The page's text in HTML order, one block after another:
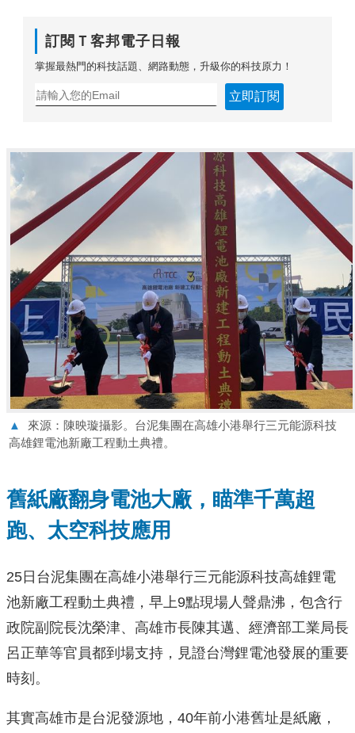
訂閱Ｔ客邦電子日報
掌握最熱門的科技話題、網路動態，升級你的科技原力！
立即訂閱
▲
來源：陳映璇攝影。台泥集團在高雄小港舉行三元能源科技
高雄鋰電池新廠工程動土典禮。
舊紙廠翻身電池大廠，瞄準千萬超
跑、太空科技應用
25日台泥集團在高雄小港舉行三元能源科技高雄鋰電
池新廠工程動土典禮，早上9點現場人聲鼎沸，包含行
政院副院長沈榮津、高雄市長陳其邁、經濟部工業局長
呂正華等官員都到場支持，見證台灣鋰電池發展的重要
時刻。
其實高雄市是台泥發源地，40年前小港舊址是紙廠，